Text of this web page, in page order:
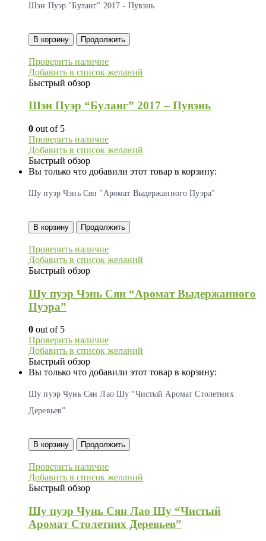
Шэн Пуэр "Буланг" 2017 - Пувэнь
В корзину Продолжить
Проверить наличие
Добавить в список желаний
Быстрый обзор
Шэн Пуэр “Буланг” 2017 – Пувэнь
0 out of 5
Проверить наличие
Добавить в список желаний
Быстрый обзор
Вы только что добавили этот товар в корзину:
Шу пуэр Чэнь Сян "Аромат Выдержанного Пуэра"
В корзину Продолжить
Проверить наличие
Добавить в список желаний
Быстрый обзор
Шу пуэр Чэнь Сян “Аромат Выдержанного
Пуэра”
0 out of 5
Проверить наличие
Добавить в список желаний
Быстрый обзор
Вы только что добавили этот товар в корзину:
Шу пуэр Чунь Сян Лао Шу “Чистый Аромат Столетних
Деревьев”
В корзину Продолжить
Проверить наличие
Добавить в список желаний
Быстрый обзор
Шу пуэр Чунь Сян Лао Шу “Чистый
Аромат Столетних Деревьев”